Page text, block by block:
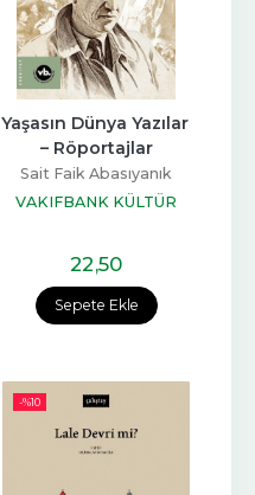
Sepete Ekle
Yaşasın Dünya Yazılar
– Röportajlar
Sait Faik Abasıyanık
VAKIFBANK KÜLTÜR
22,50
-%10